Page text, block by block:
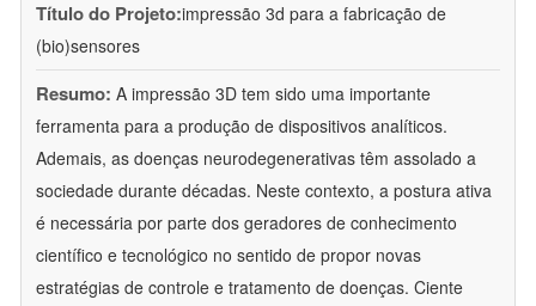
Título do Projeto:impressão 3d para a fabricação de
(bio)sensores
Resumo: A impressão 3D tem sido uma importante
ferramenta para a produção de dispositivos analíticos.
Ademais, as doenças neurodegenerativas têm assolado a
sociedade durante décadas. Neste contexto, a postura ativa
é necessária por parte dos geradores de conhecimento
científico e tecnológico no sentido de propor novas
estratégias de controle e tratamento de doenças. Ciente